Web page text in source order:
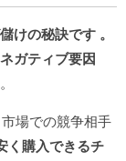
けの秘訣です 。
ガティブ要因
場での競争相手
く購入できるチ